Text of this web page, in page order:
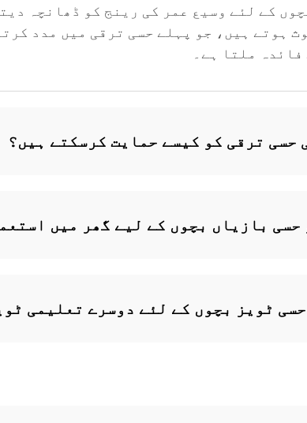
کے لئے وسیع عمر کی رینج کو ڈھانچہ
ہوتے ہیں، جو پہلے حسی ترقی میں مدد
ملتا ہے۔
حسی ترقی کو کیسے حمایت کرسکتے ہیں؟
بازیاں بچوں کے لیے گھر میں
ٹویز بچوں کے لئے دوسرے تعلیمی